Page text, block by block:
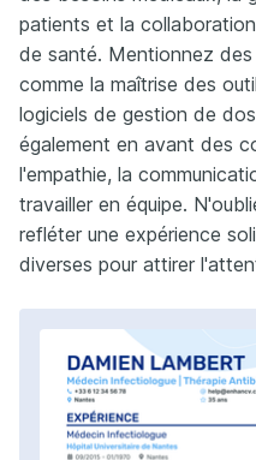
patients et la
de santé. Mentionnez
comme la maîtrise des
logiciels de gestion de
également en avant des
l'empathie, la
travailler en équipe.
refléter une expérience
diverses pour attirer